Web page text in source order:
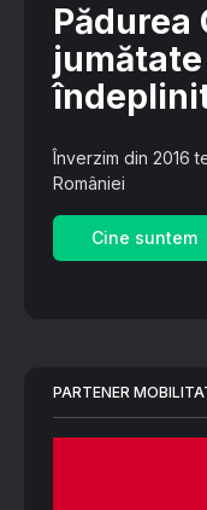
Pădurea
Înverzim din 2016
României
Cine suntem
PARTENER